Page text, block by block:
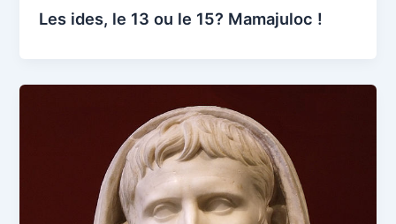
Les ides, le 13 ou le 15? Mamajuloc !